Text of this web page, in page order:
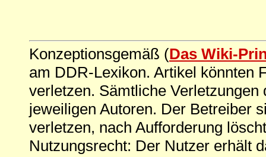
Konzeptionsgemäß (Das Wiki-
am DDR-Lexikon. Artikel könnten
verletzen. Sämtliche
jeweiligen Autoren. Der Betreiber
verletzen, nach Aufforderung
Nutzungsrecht: Der Nutzer erhält